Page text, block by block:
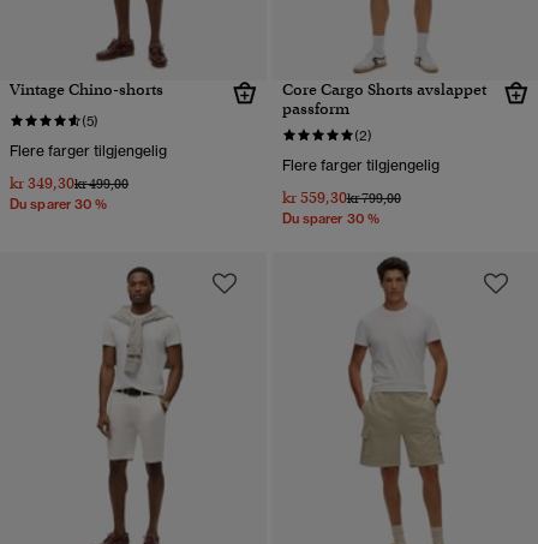
Vintage Chino-shorts
(5)
Flere farger tilgjengelig
kr 349,30Pris nedsatt fra
kr 499,00til
Du sparer 30 %
Core Cargo Shorts avslappet
passform
(2)
Flere farger tilgjengelig
kr 559,30Pris nedsatt fra
kr 799,00til
Du sparer 30 %